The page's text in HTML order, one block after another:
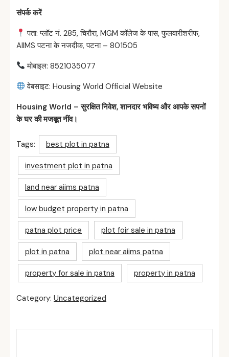
संपर्ककरें
पता: प्लॉट नं. 285, चिरौरा, MGM कॉलेज के पास, फुलवारीशरीफ,
AIIMS पटना के नजदीक, पटना – 801505
मोबाइल: 8521035077
वेबसाइट: Housing World Official Website
Housing World –सुरक्षितनिवेश,शानदारभविष्यऔरआपकेसपनों
केघरकीमजबूतनींव।
Tags: best plot in patna
investment plot in patna
land near aiims patna
low budget property in patna
patna plot price plot foir sale in patna
plot in patna plot near aiims patna
property for sale in patna property in patna
Category: Uncategorized